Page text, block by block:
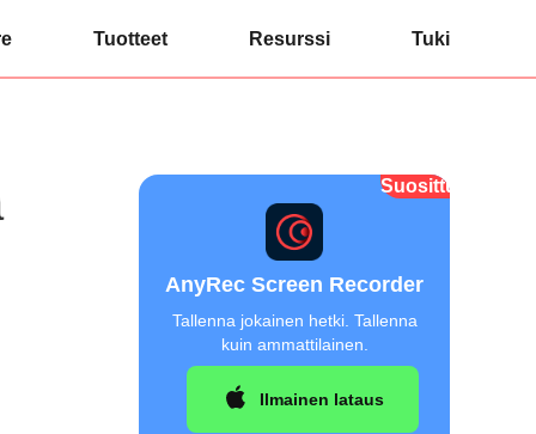
Tuotteet Resurssi Tuki
Suosittu
AnyRec Screen Recorder
Tallenna jokainen hetki. Tallenna
kuin ammattilainen.
Ilmainen lataus